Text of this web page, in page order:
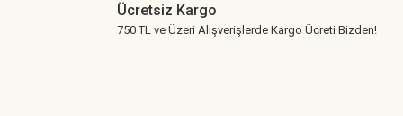
Ücretsiz Kargo
750 TL ve Üzeri Alışverişlerde Kargo Ücreti Bizden!